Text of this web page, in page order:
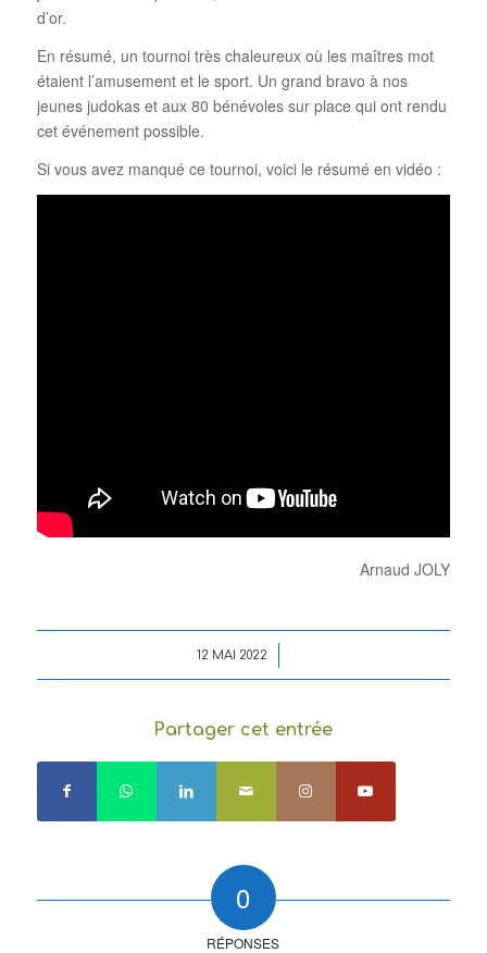
d’or.
En résumé, un tournoi très chaleureux où les maîtres mot
étaient l’amusement et le sport. Un grand bravo à nos
jeunes judokas et aux 80 bénévoles sur place qui ont rendu
cet événement possible.
Si vous avez manqué ce tournoi, voici le résumé en vidéo :
Arnaud JOLY
12 MAI 2022
Partager cet entrée
0
RÉPONSES